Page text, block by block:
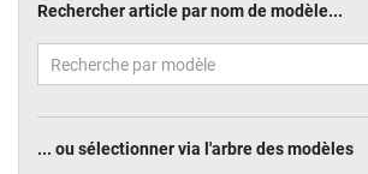
Rechercher article par nom de modèle...
... ou sélectionner via l'arbre des modèles